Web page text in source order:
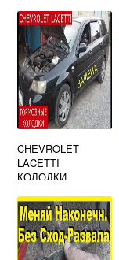
ХЭТЧБЕК
CHEVROLET
LACETTI
КОЛОДКИ